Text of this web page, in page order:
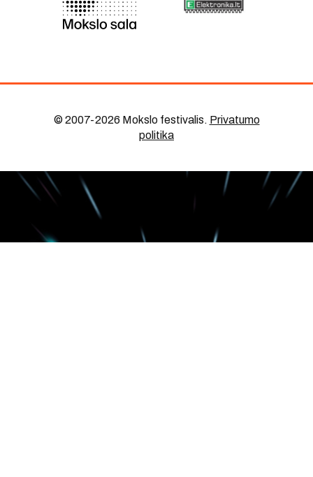
© 2007-2026 Mokslo festivalis. Privatumo
politika